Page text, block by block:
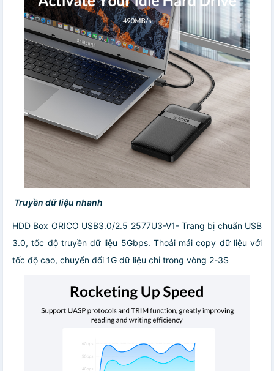
Truyền dữ liệu nhanh
HDD Box ORICO USB3.0/2.5 2577U3-V1- Trang bị chuẩn USB
3.0, tốc độ truyền dữ liệu 5Gbps. Thoải mái copy dữ liệu với
tốc độ cao, chuyển đổi 1G dữ liệu chỉ trong vòng 2-3S